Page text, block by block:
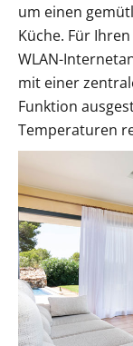
um einen
Küche. Für
WLAN-
mit einer
Funktion
Temperaturen